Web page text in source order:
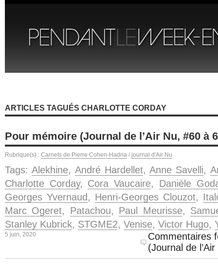
ARTICLES TAGUÉS CHARLOTTE CORDAY
Pour mémoire (Journal de l’Air Nu, #60 à
Rubrique(s) : Carnets de Pierre Cohen-Hadria / journal d'Air Nu
Tags:Alekhine, André Hardellet, Anne Savelli,
Charlotte Corday, Cora Vaucaire, Danièle
Georges Yvernaud , Henri-Georges Clouzot,
Marc Ogeret, Patachou, Paul Meurisse,
Stanley Kubrick, STGME2, Venise, Victor Hugo,
5 juin, 2020
Commentaires
(Journal de